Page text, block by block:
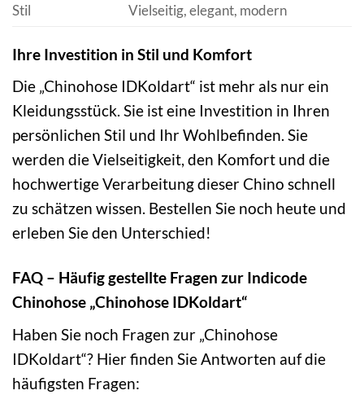
Stil
Vielseitig, elegant, modern
Ihre Investition in Stil und Komfort
Die „Chinohose IDKoldart“ ist mehr als nur ein
Kleidungsstück. Sie ist eine Investition in Ihren
persönlichen Stil und Ihr Wohlbefinden. Sie
werden die Vielseitigkeit, den Komfort und die
hochwertige Verarbeitung dieser Chino schnell
zu schätzen wissen. Bestellen Sie noch heute und
erleben Sie den Unterschied!
FAQ – Häufig gestellte Fragen zur Indicode
Chinohose „Chinohose IDKoldart“
Haben Sie noch Fragen zur „Chinohose
IDKoldart“? Hier finden Sie Antworten auf die
häufigsten Fragen: